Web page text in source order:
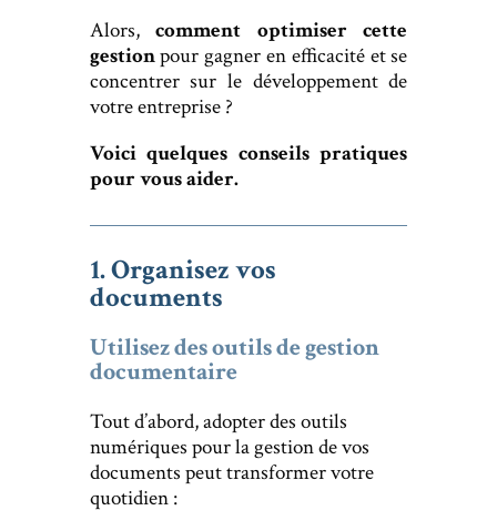
Alors,comment optimiser cette
gestionpour gagner en efficacité et se
concentrer sur le développement de
votre entreprise ?
Voici quelques conseils pratiques
pour vous aider.
1. Organisez vos
documents
Utilisez des outils de gestion
documentaire
Tout d’abord, adopter des outils
numériques pour la gestion de vos
documents peut transformer votre
quotidien :